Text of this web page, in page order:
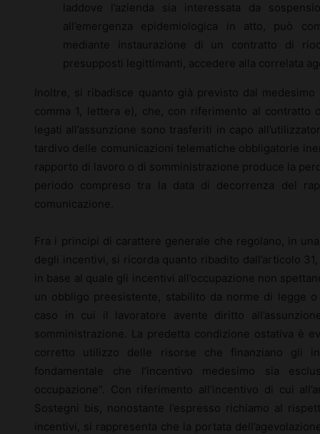
laddove l’azienda sia interessata da
all’emergenza epidemiologica in atto, può
mediante instaurazione di un contratto di
presupposti legittimanti, accedere alla correlata
Inoltre, si ribadisce quanto già previsto dal
comma 1, lettera e), che, con riferimento al contratto
legati all’assunzione sono trasferiti in capo
tardivo delle comunicazioni telematiche obbligatorie
rapporto di lavoro o di somministrazione produce la
periodo compreso tra la data di decorrenza del
comunicazione.
Fra i principi di carattere generale che regolano, in
degli incentivi, si ricorda quanto ribadito dall’articolo
in base al quale gli incentivi all’occupazione non
un obbligo preesistente, stabilito da norme di legge
caso in cui il lavoratore avente diritto
somministrazione. La predetta condizione ostativa è
corretto utilizzo delle risorse che finanziano gli
fondamentale che l’incentivo medesimo sia
occupazione”. Con riferimento all’incentivo di cui
Sostegni bis, nonostante l’espresso richiamo al
incentivi, si rappresenta che la portata